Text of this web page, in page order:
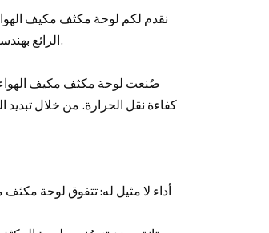
نقدم لكم لوحة مكثف مكيف الهواء
الرائع بهندسة دقيقة وتكنولوجيا متقدمة، وسيُحدث ثورة في تجربة التبريد الخاصة بك كما لم يحدث من قبل.
صُنعت لوحة مكثف مكيف الهواء
كفاءة نقل الحرارة. من خلال